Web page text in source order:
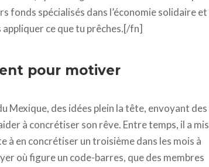
fonds spécialisés dans l’économie solidaire et
ce que tu prêches.[/fn]
pour motiver
Mexique, des idées plein la tête, envoyant des
à concrétiser son rêve. Entre temps, il a mis
à en concrétiser un troisième dans les mois à
où figure un code-barres, que des membres